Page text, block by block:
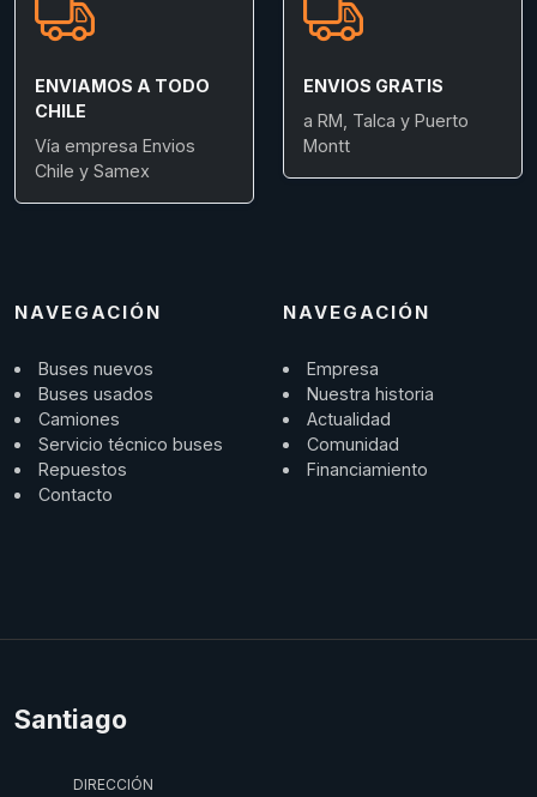
ENVIAMOS A TODO
CHILE
Vía empresa Envios
Chile y Samex
ENVIOS GRATIS
a RM, Talca y Puerto
Montt
NAVEGACIÓN
Buses nuevos
Buses usados
Camiones
Servicio técnico buses
Repuestos
Contacto
NAVEGACIÓN
Empresa
Nuestra historia
Actualidad
Comunidad
Financiamiento
Santiago
DIRECCIÓN